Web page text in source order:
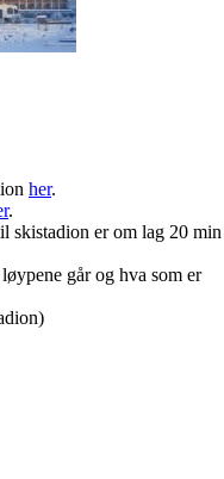
her.
.
skistadion er om lag 20 min
går og hva som er